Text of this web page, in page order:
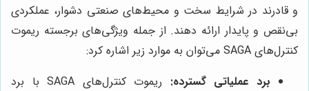
و قادرند در شرایط سخت و محیط‌های صنعتی دشوار، عملکردی
بی‌نقص و پایدار ارائه دهند. از جمله ویژگی‌های برجسته ریموت
کنترل‌های SAGA می‌توان به موارد زیر اشاره کرد:
برد عملیاتی گسترده:
ریموت کنترل‌های SAGA با برد